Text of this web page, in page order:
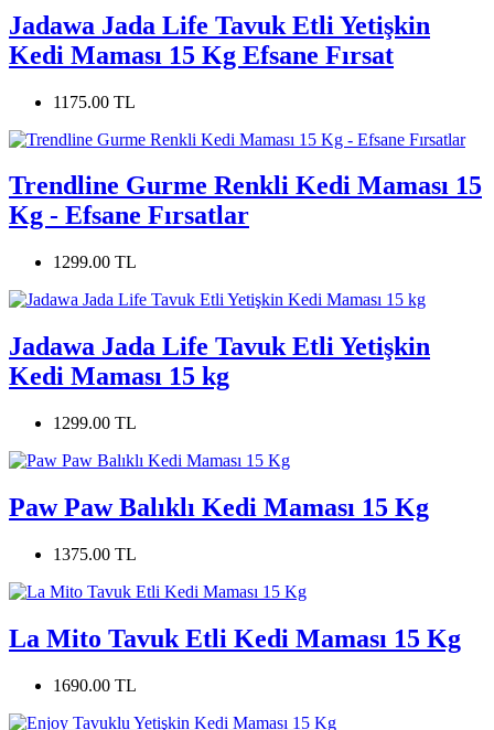
Jadawa Jada Life Tavuk Etli Yetişkin
Kedi Maması 15 Kg Efsane Fırsat
1175.00 TL
Trendline Gurme Renkli Kedi Maması 15
Kg - Efsane Fırsatlar
1299.00 TL
Jadawa Jada Life Tavuk Etli Yetişkin
Kedi Maması 15 kg
1299.00 TL
Paw Paw Balıklı Kedi Maması 15 Kg
1375.00 TL
La Mito Tavuk Etli Kedi Maması 15 Kg
1690.00 TL